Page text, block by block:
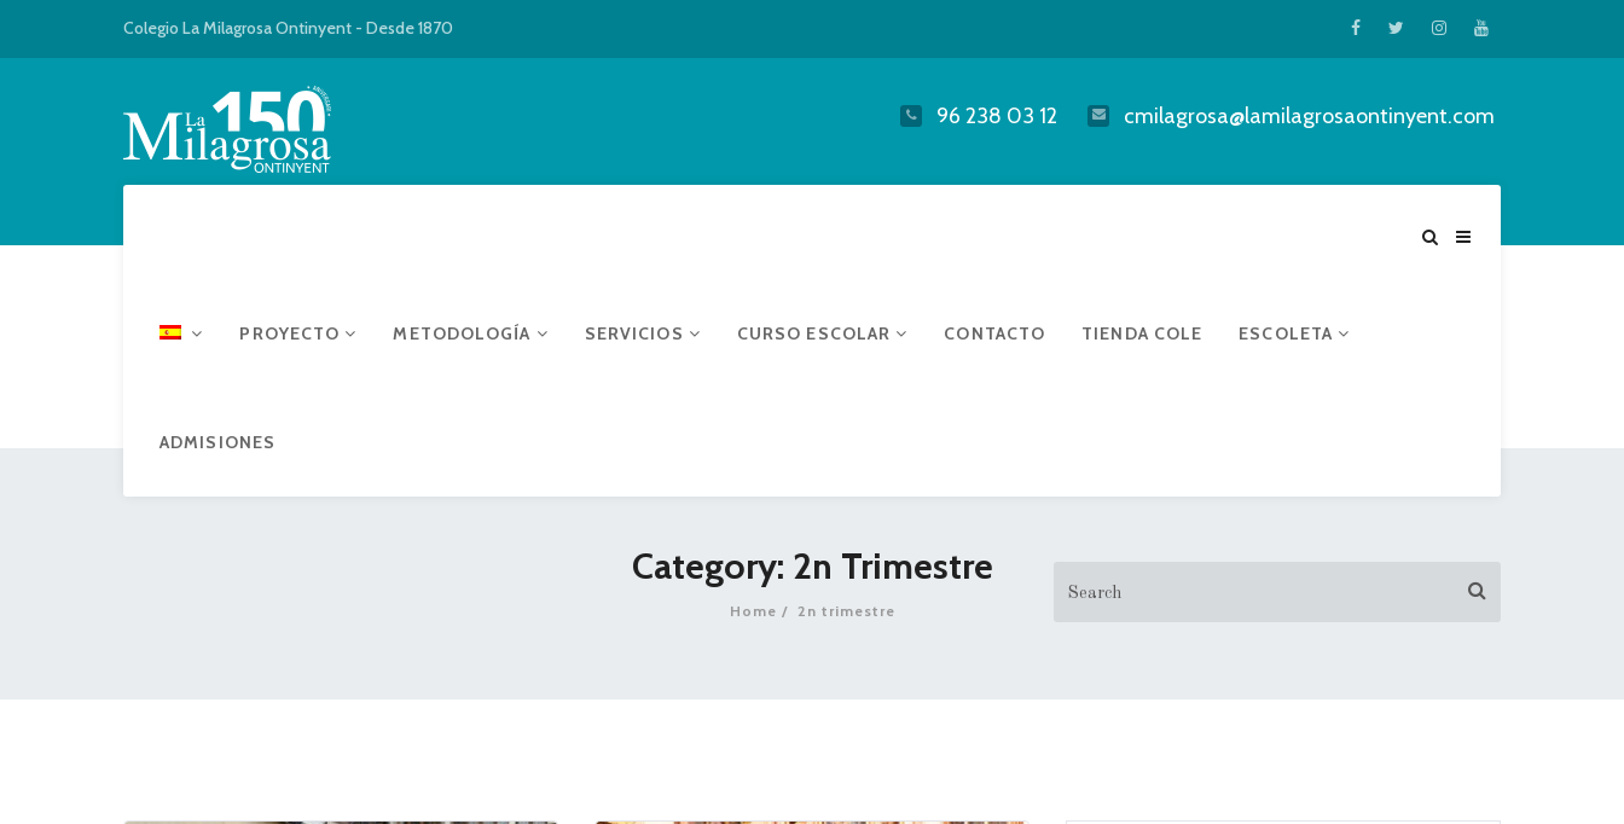
Colegio La Milagrosa Ontinyent - Desde 1870
96 238 03 12 cmilagrosa@lamilagrosaontinyent.com
PROYECTO METODOLOGÍA SERVICIOS CURSO ESCOLAR CONTACTO TIENDA COLE ESCOLETA
ADMISIONES
Category: 2n Trimestre
Home 2n trimestre